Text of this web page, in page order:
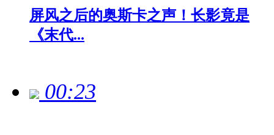
屏风之后的奥斯卡之声！长影竟是
《末代...
00:23